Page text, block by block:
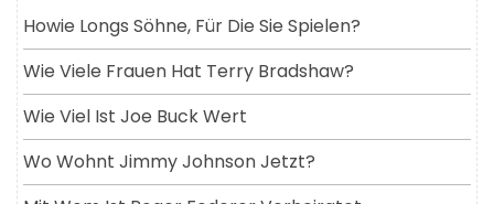
Howie Longs Söhne, Für Die Sie Spielen?
Wie Viele Frauen Hat Terry Bradshaw?
Wie Viel Ist Joe Buck Wert
Wo Wohnt Jimmy Johnson Jetzt?